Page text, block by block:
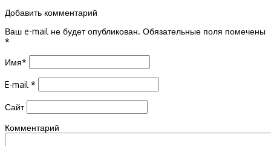
Добавить комментарий
Ваш e-mail не будет опубликован. Обязательные поля помечены
*
Имя*
E-mail *
Сайт
Комментарий